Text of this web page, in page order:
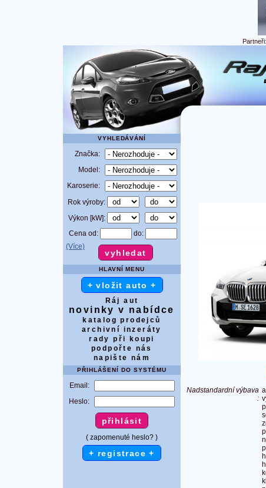
VYHLEDÁVÁNÍ
Značka:
Model:
Karoserie:
Rok výroby:
Výkon [kW]:
Cena od:
do:
(Více)
HLAVNÍ MENU
+ vložit auto +
Ráj aut
novinky v nabídce
katalog prodejců
archivní inzeráty
rady při koupi
podpořte nás
napište nám
PŘIHLÁŠENÍ DO SYSTÉMU
Email:
Heslo:
( zapomenuté heslo? )
+ registrace +
Nadstandardní výbava
: